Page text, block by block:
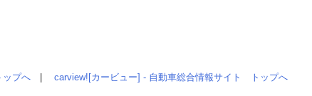
ップへ carview![カービュー] - 自動車総合情報サイト トップへ